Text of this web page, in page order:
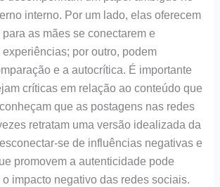
interno. Por um lado, elas oferecem
as mães se conectarem e
por outro, podem
e a autocrítica. É importante
críticas em relação ao conteúdo que
que as postagens nas redes
retratam uma versão idealizada da
se de influências negativas e
promovem a autenticidade pode
impacto negativo das redes sociais.